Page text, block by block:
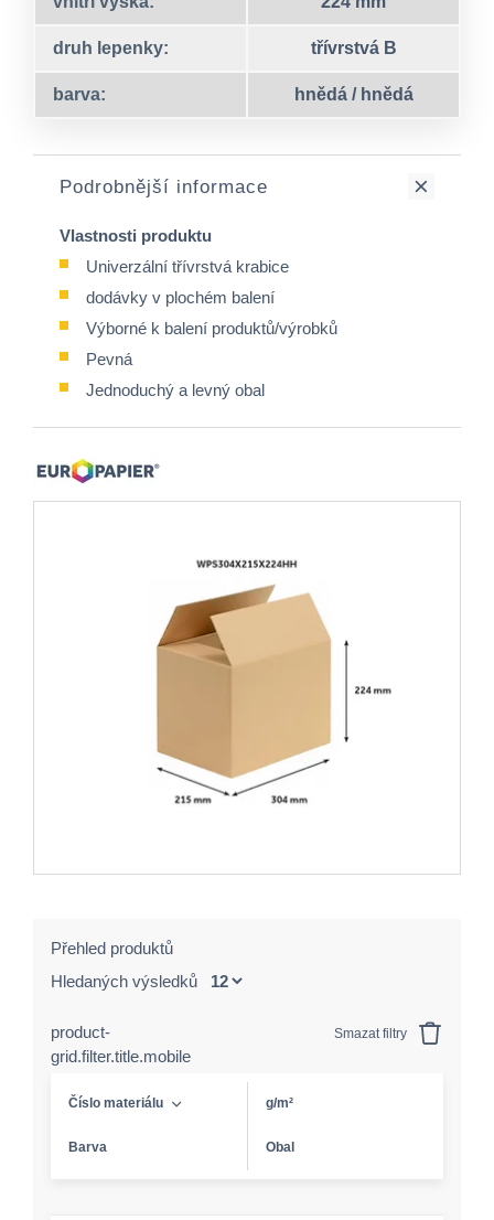
druh lepenky: třívrstvá B
barva: hnědá / hnědá
Podrobnější informace
Vlastnosti produktu
Univerzální třívrstvá krabice
dodávky v plochém balení
Výborné k balení produktů/výrobků
Pevná
Jednoduchý a levný obal
Přehled produktů
Hledaných výsledků
product-
grid.filter.title.mobile
Smazat filtry
Číslo materiálu g/m²
Barva Obal